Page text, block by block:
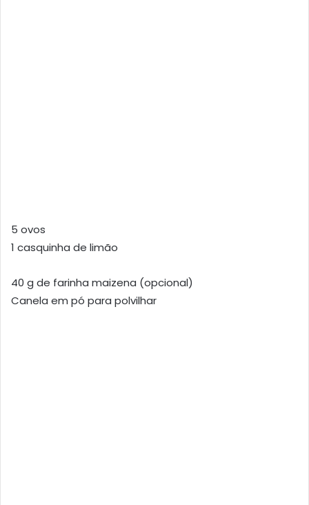
5 ovos
1 casquinha de limão
40 g de farinha maizena (opcional)
Canela em pó para polvilhar